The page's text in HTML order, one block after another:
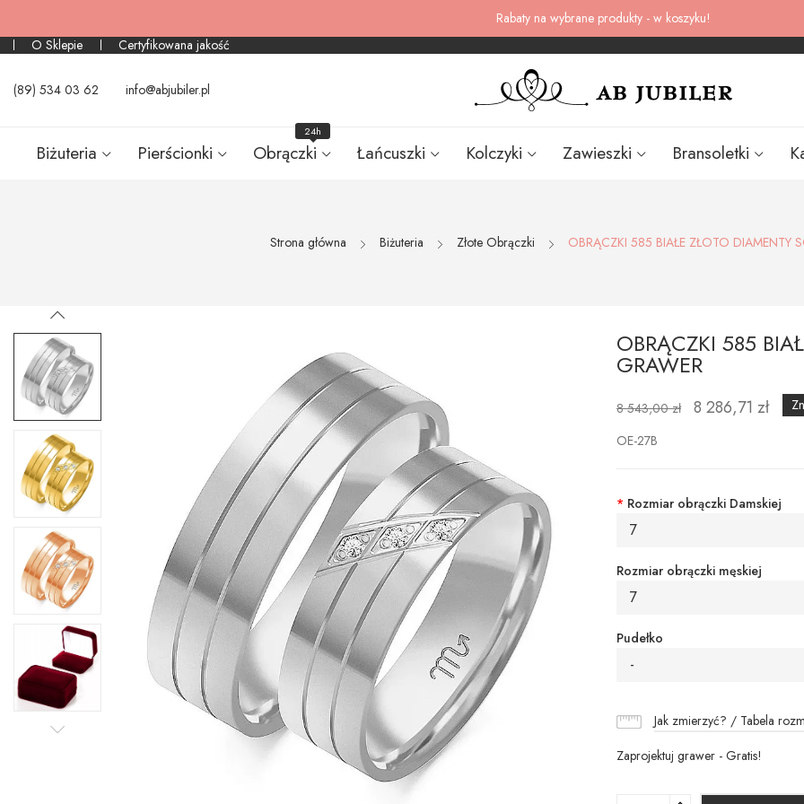
Rabaty na wybrane produkty - w koszyku!
O Sklepie
Certyfikowana jakość
(89) 534 03 62 info@abjubiler.pl
Biżuteria Pierścionki Obrączki
24h
Łańcuszki Kolczyki Zawieszki Bransoletki
Strona główna Biżuteria Złote Obrączki OBRĄCZKI 585 BIAŁE ZŁOTO DIAMENTY
OBRĄCZKI 585
GRAWER
8 543,00 zł 8 286,71 zł
OE-27B
* Rozmiar obrączki Damskiej
7
Rozmiar obrączki męskiej
7
Pudełko
-
Jak zmierzyć? / Tabela
Zaprojektuj grawer - Gratis!